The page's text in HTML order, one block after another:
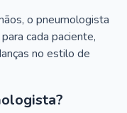
o pneumologista
cada paciente,
no estilo de